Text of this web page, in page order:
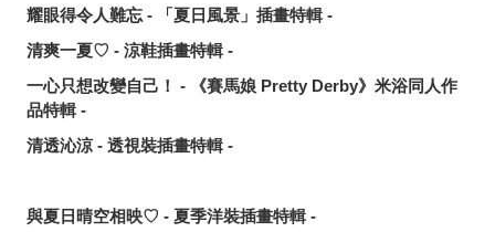
耀眼得令人難忘 - 「夏日風景」插畫特輯 -
清爽一夏♡ - 涼鞋插畫特輯 -
一心只想改變自己！ - 《賽馬娘 Pretty Derby》米浴同人作
品特輯 -
清透沁涼 - 透視裝插畫特輯 -
與夏日晴空相映♡ - 夏季洋裝插畫特輯 -